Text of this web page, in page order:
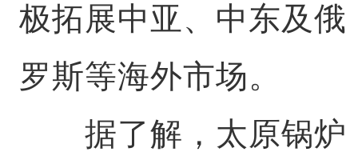
极拓展中亚、中东及俄
罗斯等海外市场。
据了解，太原锅炉